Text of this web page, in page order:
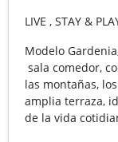
LIVE , STAY &
Modelo
sala comedor,
las montañas,
amplia terraza,
de la vida